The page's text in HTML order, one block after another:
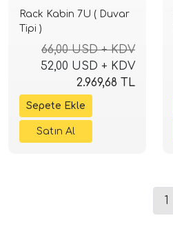
Rack Kabin 7U ( Duvar
Tipi )
66,00 USD + KDV
52,00 USD + KDV
2.969,68 TL
1